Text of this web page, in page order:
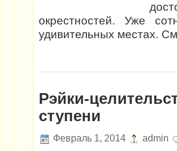
окрестностей. Уже
удивительных местах.
Рэйки-
ступени
Февраль 1, 2014 admin